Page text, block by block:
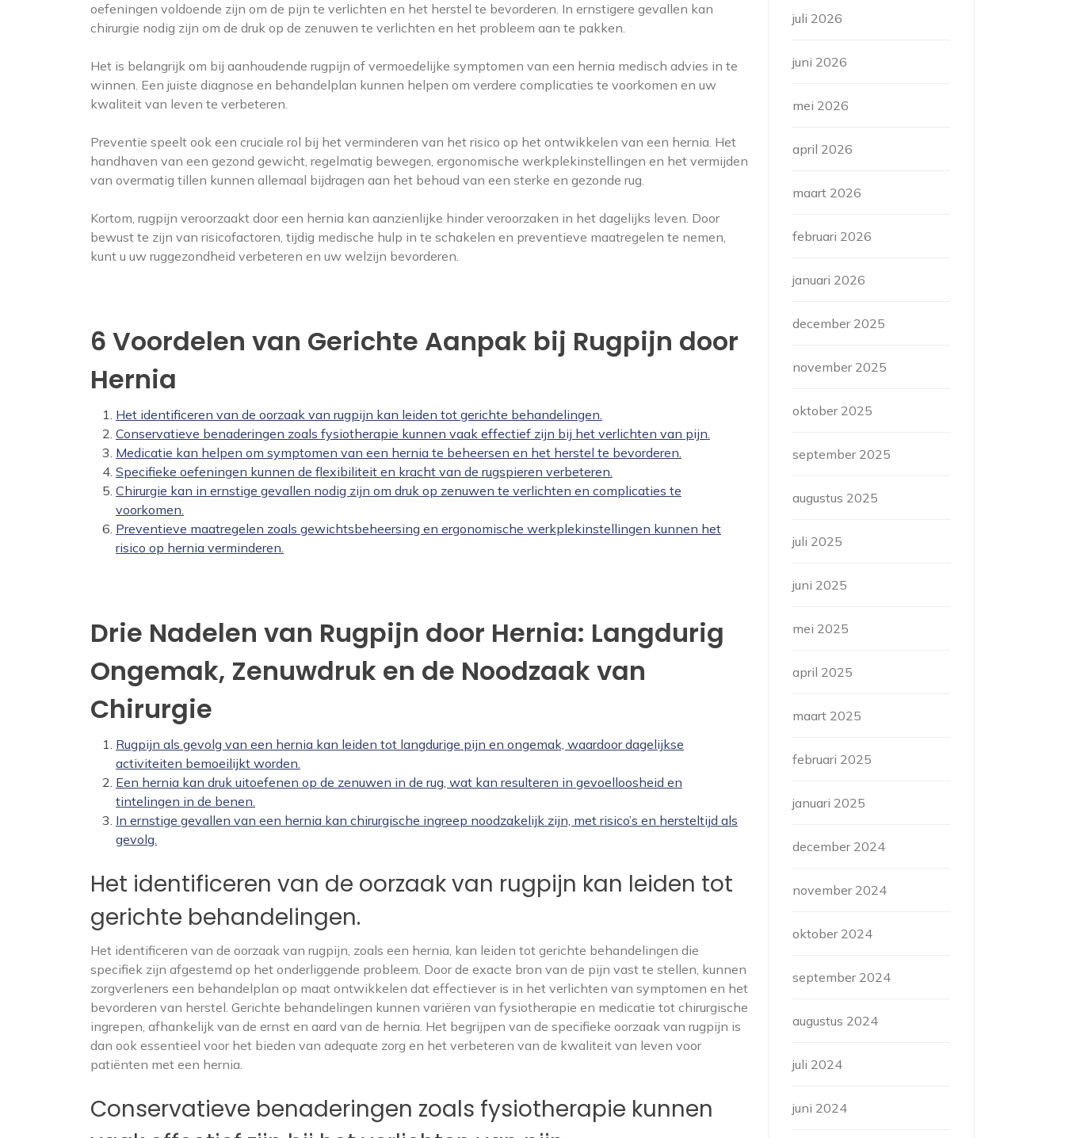
oefeningen voldoende zijn om de pijn te verlichten en het herstel te bevorderen. In ernstigere gevallen kan
chirurgie nodig zijn om de druk op de zenuwen te verlichten en het probleem aan te pakken.
Het is belangrijk om bij aanhoudende rugpijn of vermoedelijke symptomen van een hernia medisch advies in te
winnen. Een juiste diagnose en behandelplan kunnen helpen om verdere complicaties te voorkomen en uw
kwaliteit van leven te verbeteren.
Preventie speelt ook een cruciale rol bij het verminderen van het risico op het ontwikkelen van een hernia. Het
handhaven van een gezond gewicht, regelmatig bewegen, ergonomische werkplekinstellingen en het vermijden
van overmatig tillen kunnen allemaal bijdragen aan het behoud van een sterke en gezonde rug.
Kortom, rugpijn veroorzaakt door een hernia kan aanzienlijke hinder veroorzaken in het dagelijks leven. Door
bewust te zijn van risicofactoren, tijdig medische hulp in te schakelen en preventieve maatregelen te nemen,
kunt u uw ruggezondheid verbeteren en uw welzijn bevorderen.
6 Voordelen van Gerichte Aanpak bij Rugpijn door
Hernia
Het identificeren van de oorzaak van rugpijn kan leiden tot gerichte behandelingen.
Conservatieve benaderingen zoals fysiotherapie kunnen vaak effectief zijn bij het verlichten van pijn.
Medicatie kan helpen om symptomen van een hernia te beheersen en het herstel te bevorderen.
Specifieke oefeningen kunnen de flexibiliteit en kracht van de rugspieren verbeteren.
Chirurgie kan in ernstige gevallen nodig zijn om druk op zenuwen te verlichten en complicaties te
voorkomen.
Preventieve maatregelen zoals gewichtsbeheersing en ergonomische werkplekinstellingen kunnen het
risico op hernia verminderen.
Drie Nadelen van Rugpijn door Hernia: Langdurig
Ongemak, Zenuwdruk en de Noodzaak van
Chirurgie
Rugpijn als gevolg van een hernia kan leiden tot langdurige pijn en ongemak, waardoor dagelijkse
activiteiten bemoeilijkt worden.
Een hernia kan druk uitoefenen op de zenuwen in de rug, wat kan resulteren in gevoelloosheid en
tintelingen in de benen.
In ernstige gevallen van een hernia kan chirurgische ingreep noodzakelijk zijn, met risico’s en hersteltijd als
gevolg.
Het identificeren van de oorzaak van rugpijn kan leiden tot
gerichte behandelingen.
Het identificeren van de oorzaak van rugpijn, zoals een hernia, kan leiden tot gerichte behandelingen die
specifiek zijn afgestemd op het onderliggende probleem. Door de exacte bron van de pijn vast te stellen, kunnen
zorgverleners een behandelplan op maat ontwikkelen dat effectiever is in het verlichten van symptomen en het
bevorderen van herstel. Gerichte behandelingen kunnen variëren van fysiotherapie en medicatie tot chirurgische
ingrepen, afhankelijk van de ernst en aard van de hernia. Het begrijpen van de specifieke oorzaak van rugpijn is
dan ook essentieel voor het bieden van adequate zorg en het verbeteren van de kwaliteit van leven voor
patiënten met een hernia.
Conservatieve benaderingen zoals fysiotherapie kunnen
juli 2026
juni 2026
mei 2026
april 2026
maart 2026
februari 2026
januari 2026
december 2025
november 2025
oktober 2025
september 2025
augustus 2025
juli 2025
juni 2025
mei 2025
april 2025
maart 2025
februari 2025
januari 2025
december 2024
november 2024
oktober 2024
september 2024
augustus 2024
juli 2024
juni 2024